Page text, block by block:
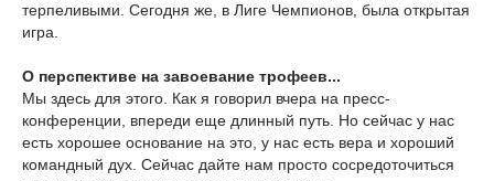
терпеливыми. Сегодня же, в Лиге Чемпионов, была открытая
игра.
О перспективе на завоевание трофеев...
Мы здесь для этого. Как я говорил вчера на пресс-
конференции, впереди еще длинный путь. Но сейчас у нас
есть хорошее основание на это, у нас есть вера и хороший
командный дух. Сейчас дайте нам просто сосредоточиться